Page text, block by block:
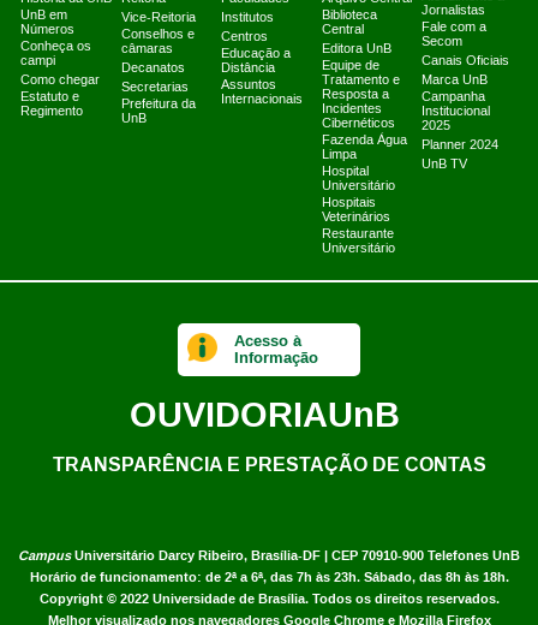
UnB em
Números
Conheça os
campi
Como chegar
Estatuto e
Regimento
Vice-Reitoria
Conselhos e
câmaras
Decanatos
Secretarias
Prefeitura da
UnB
Institutos
Centros
Educação a
Distância
Assuntos
Internacionais
Biblioteca
Central
Editora UnB
Equipe de
Tratamento e
Resposta a
Incidentes
Cibernéticos
Fazenda Água
Limpa
Hospital
Universitário
Hospitais
Veterinários
Restaurante
Universitário
Jornalistas
Fale com a
Secom
Canais Oficiais
Marca UnB
Campanha
Institucional
2025
Planner 2024
UnB TV
CampusUniversitário Darcy Ribeiro, Brasília-DF | CEP 70910-900 Telefones UnB
Horário de funcionamento: de 2ª a 6ª, das 7h às 23h. Sábado, das 8h às 18h.
Copyright © 2022 Universidade de Brasília. Todos os direitos reservados.
Melhor visualizado nos navegadores Google Chrome e Mozilla Firefox
Acesso à
Informação
OUVIDORIAUnB
TRANSPARÊNCIA E PRESTAÇÃO DE CONTAS